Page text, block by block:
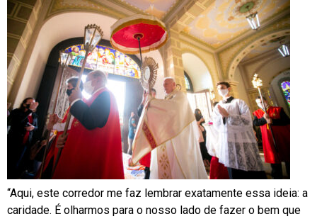
“Aqui, este corredor me faz lembrar exatamente essa ideia: a
caridade. É olharmos para o nosso lado de fazer o bem que